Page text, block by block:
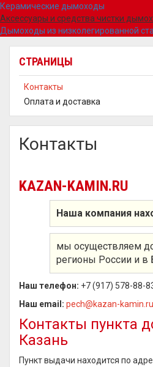
Керамические дымоходы
Аксессуары и средства чистки
Дымоходы из низколегированной
СТРАНИЦЫ
Контакты
Оплата и доставка
Контакты
KAZAN-KAMIN.RU
Наша компания
мы осуществляем
регионы России и в
Наш телефон: +7 (917) 578-88-
Наш email: pech@kazan-kamin.ru
Контакты пункта
Казань
Пункт выдачи находится по